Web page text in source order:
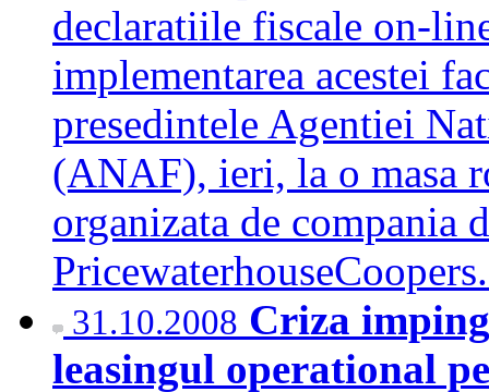
declaratiile fiscale on-
implementarea acestei
presedintele Agentiei
(ANAF), ieri, la o masa
organizata de compania
31.10.2008 Criza
leasingul operational